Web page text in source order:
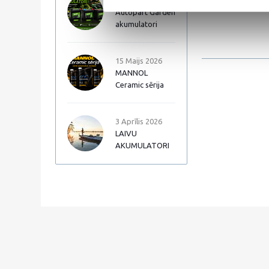
Autopart Garden
akumulatori
15 Maijs 2026
MANNOL
Ceramic sērija
3 Aprīlis 2026
LAIVU
AKUMULATORI